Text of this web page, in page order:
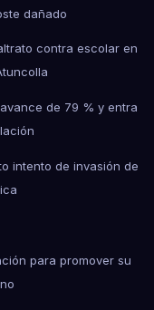
dañado
contra escolar en
de 79 % y entra
intento de invasión de
para promover su